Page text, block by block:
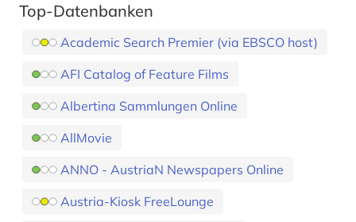
Top-Datenbanken
Academic Search Premier (via EBSCO host)
AFI Catalog of Feature Films
Albertina Sammlungen Online
AllMovie
ANNO - AustriaN Newspapers Online
Austria-Kiosk FreeLounge